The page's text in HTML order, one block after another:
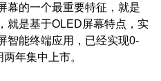
的一个最重要特征，就是
就是基于OLED屏幕特点，实
智能终端应用，已经实现0-
年集中上市。